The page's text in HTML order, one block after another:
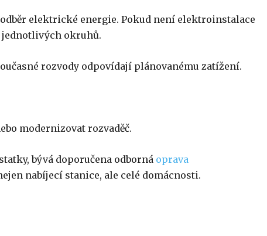
elektrické energie. Pokud není elektroinstalace
jednotlivých okruhů.
rozvody odpovídají plánovanému zatížení.
modernizovat rozvaděč.
bývá doporučena odborná oprava
nabíjecí stanice, ale celé domácnosti.